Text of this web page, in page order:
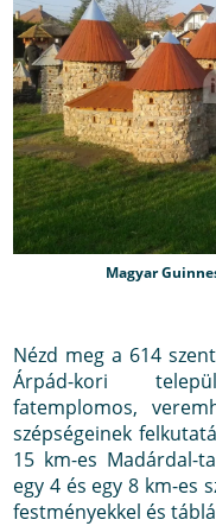
Magyar
Nézd meg a 614
Árpád-kori
fatemplomos,
szépségeinek
15 km-es Madárdal-
egy 4 és egy 8 km-es
festményekkel és